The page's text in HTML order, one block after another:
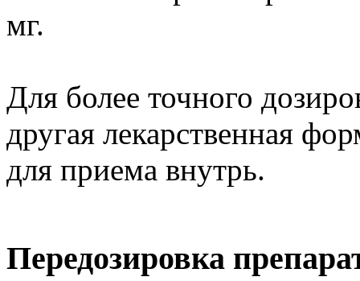
мг.
Для более точного
другая лекарственная
для приема внутрь.
Передозировка